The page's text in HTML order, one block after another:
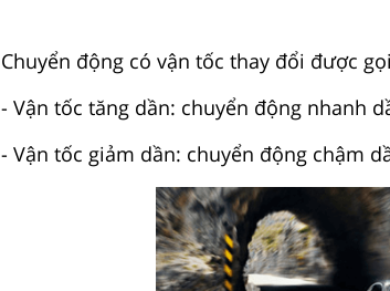
Chuyển động có vận tốc thay đổi được
- Vận tốc tăng dần: chuyển động nhanh
- Vận tốc giảm dần: chuyển động chậm